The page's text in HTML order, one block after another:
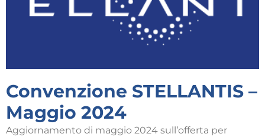
Convenzione STELLANTIS –
Maggio 2024
Aggiornamento di maggio 2024 sull’offerta per